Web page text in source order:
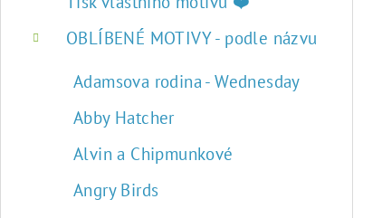
OBLÍBENÉ MOTIVY - podle názvu
Adamsova rodina - Wednesday
Abby Hatcher
Alvin a Chipmunkové
Angry Birds